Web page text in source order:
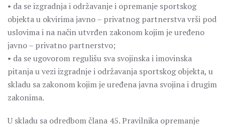
• da se izgradnja i održavanje i opremanje sportskog
objekta u okvirima javno – privatnog partnerstva vrši pod
uslovima i na način utvrđen zakonom kojim je uređeno
javno – privatno partnerstvo;
• da se ugovorom regulišu sva svojinska i imovinska
pitanja u vezi izgradnje i održavanja sportskog objekta, u
skladu sa zakonom kojim je uređena javna svojina i drugim
zakonima.
U skladu sa odredbom člana 45. Pravilnika opremanje